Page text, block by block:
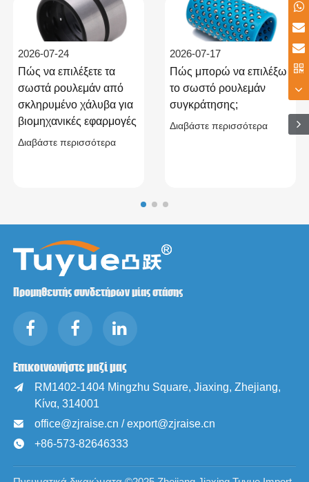
2026-07-24
Πώς να επιλέξετε τα
σωστά ρουλεμάν από
σκληρυμένο χάλυβα για
βιομηχανικές εφαρμογές
Διαβάστε περισσότερα
2026-07-17
Πώς μπορώ να επιλέξω
το σωστό ρουλεμάν
συγκράτησης;
Διαβάστε περισσότερα
Προμηθευτής συνδετήρων μίας στάσης
Επικοινωνήστε μαζί μας

RM1402-1404 Mingzhu Square, Jiaxing, Zhejiang,
Κίνα, 314001
 office@zjraise.cn / export@zjraise.cn
 +86-573-82646333